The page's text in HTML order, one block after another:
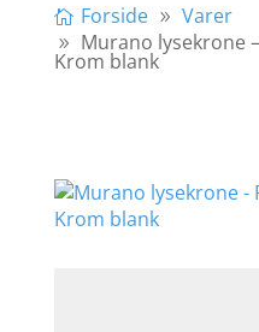
Forside
Varer
Murano lysekrone
Krom blank